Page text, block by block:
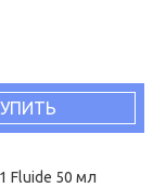
Fluide 50 мл